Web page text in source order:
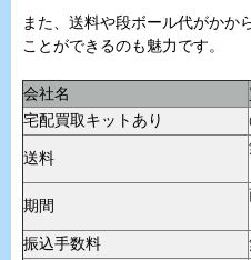
また、送料や段ボール代がかか
ことができるのも魅力です。
会社名
宅配買取キットあり
送料
期間
振込手数料